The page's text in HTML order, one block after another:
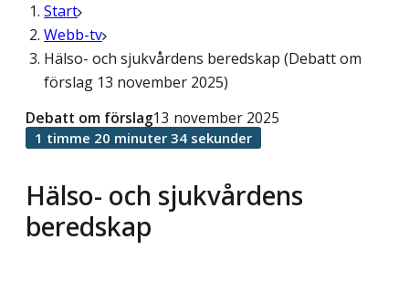
Start
Webb-tv
Hälso- och sjukvårdens beredskap (Debatt om
förslag 13 november 2025)
Hälso- och sjukvårdens
beredskap
Debatt om förslag13 november 2025
1 timme 20 minuter 34 sekunder